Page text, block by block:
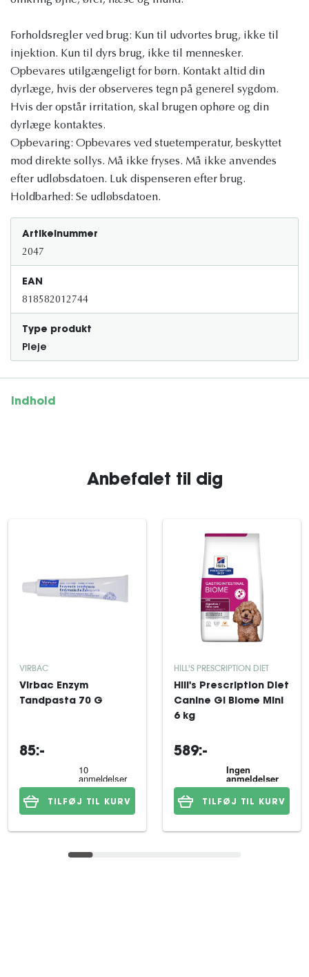
Forholdsregler ved brug: Kun til udvortes brug, ikke til
injektion. Kun til dyrs brug, ikke til mennesker.
Opbevares utilgængeligt for børn. Kontakt altid din
dyrlæge, hvis der observeres tegn på generel sygdom.
Hvis der opstår irritation, skal brugen ophøre og din
dyrlæge kontaktes.
Opbevaring: Opbevares ved stuetemperatur, beskyttet
mod direkte sollys. Må ikke fryses. Må ikke anvendes
efter udløbsdatoen. Luk dispenseren efter brug.
Holdbarhed: Se udløbsdatoen.
Artikelnummer
2047
EAN
818582012744
Type produkt
Pleje
Indhold
Anbefalet til dig
VIRBAC
Virbac Enzym
Tandpasta 70 G
85:-
TILFØJ TIL KURV
HILL'S PRESCRIPTION DIET
Hill's Prescription Diet
Canine GI Biome Mini
6 kg
589:-
TILFØJ TIL KURV